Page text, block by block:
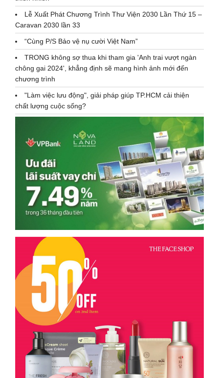
Lễ Xuất Phát Chương Trình Thư Viện 2030 Lần Thứ 15 –
Caravan 2030 lần 33
“Cùng P/S Bảo vệ nụ cười Việt Nam”
TRONG không sợ thua khi tham gia 'Anh trai vượt ngàn
chông gai 2024', khẳng định sẽ mang hình ảnh mới đến
chương trình
"Làm việc lưu động", giải pháp giúp TP.HCM cải thiện
chất lượng cuộc sống?